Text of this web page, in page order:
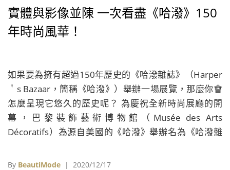
實體與影像並陳 一次看盡《哈潑》150
年時尚風華！
如果要為擁有超過150年歷史的《哈潑雜誌》（Harper
＇s Bazaar，簡稱《哈潑》）舉辦一場展覽，那麼你會
怎麼呈現它悠久的歷史呢？ 為慶祝全新時尚展廳的開
幕，巴黎裝飾藝術博物館（Musée des Arts
Décoratifs）為源自美國的《哈潑》舉辦名為《哈潑雜
Fashion）的特展，展示它自1867年創立以來演進及諸
By BeautiMode | 2020/12/17